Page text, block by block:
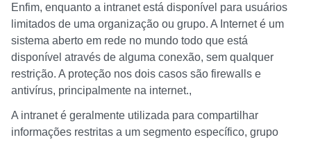
Enfim, enquanto a intranet está disponível para usuários
limitados de uma organização ou grupo. A Internet é um
sistema aberto em rede no mundo todo que está
disponível através de alguma conexão, sem qualquer
restrição. A proteção nos dois casos são firewalls e
antivírus, principalmente na internet.,
A intranet é geralmente utilizada para compartilhar
informações restritas a um segmento específico, grupo